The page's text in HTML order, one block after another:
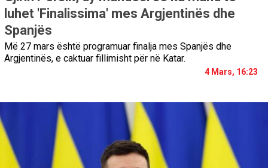
luhet 'Finalissima' mes Argjentinës dhe
Spanjës
Më 27 mars është programuar finalja mes Spanjës dhe
Argjentinës, e caktuar fillimisht për në Katar.
4 Mars, 16:23